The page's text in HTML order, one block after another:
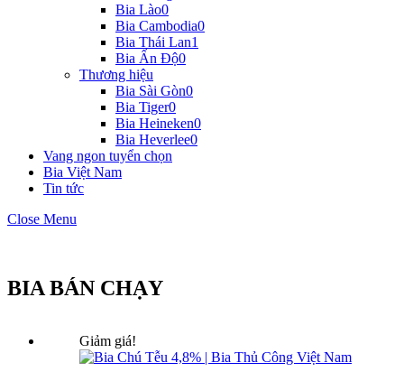
Bia Lào0
Bia Cambodia0
Bia Thái Lan1
Bia Ấn Độ0
Thương hiệu
Bia Sài Gòn0
Bia Tiger0
Bia Heineken0
Bia Heverlee0
Vang ngon tuyển chọn
Bia Việt Nam
Tin tức
Close Menu
BIA BÁN CHẠY
Giảm giá!